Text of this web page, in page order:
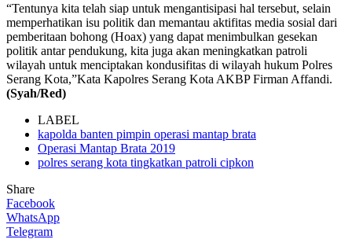
“Tentunya kita telah siap untuk mengantisipasi hal tersebut, selain
memperhatikan isu politik dan memantau aktifitas media sosial dari
pemberitaan bohong (Hoax) yang dapat menimbulkan gesekan
politik antar pendukung, kita juga akan meningkatkan patroli
wilayah untuk menciptakan kondusifitas di wilayah hukum Polres
Serang Kota,”Kata Kapolres Serang Kota AKBP Firman Affandi.
(Syah/Red)
LABEL
kapolda banten pimpin operasi mantap brata
Operasi Mantap Brata 2019
polres serang kota tingkatkan patroli cipkon
Share
Facebook
WhatsApp
Telegram